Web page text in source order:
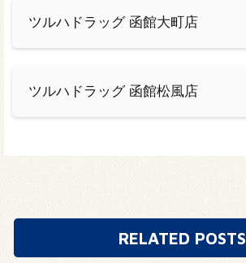
ツルハドラッグ 函館大町店
ツルハドラッグ 函館松風店
RELATED POSTS